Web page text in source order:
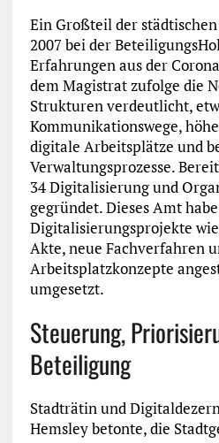
Ein Großteil der
2007 bei der
Erfahrungen aus der
dem Magistrat zufolge die
Strukturen verdeutlicht,
Kommunikationswege,
digitale Arbeitsplätze und
Verwaltungsprozesse.
34 Digitalisierung und
gegründet. Dieses Amt
Digitalisierungsprojekte
Akte, neue Fachverfahren
Arbeitsplatzkonzepte
umgesetzt.
Steuerung,
Beteiligung
Stadträtin und
Hemsley betonte, die